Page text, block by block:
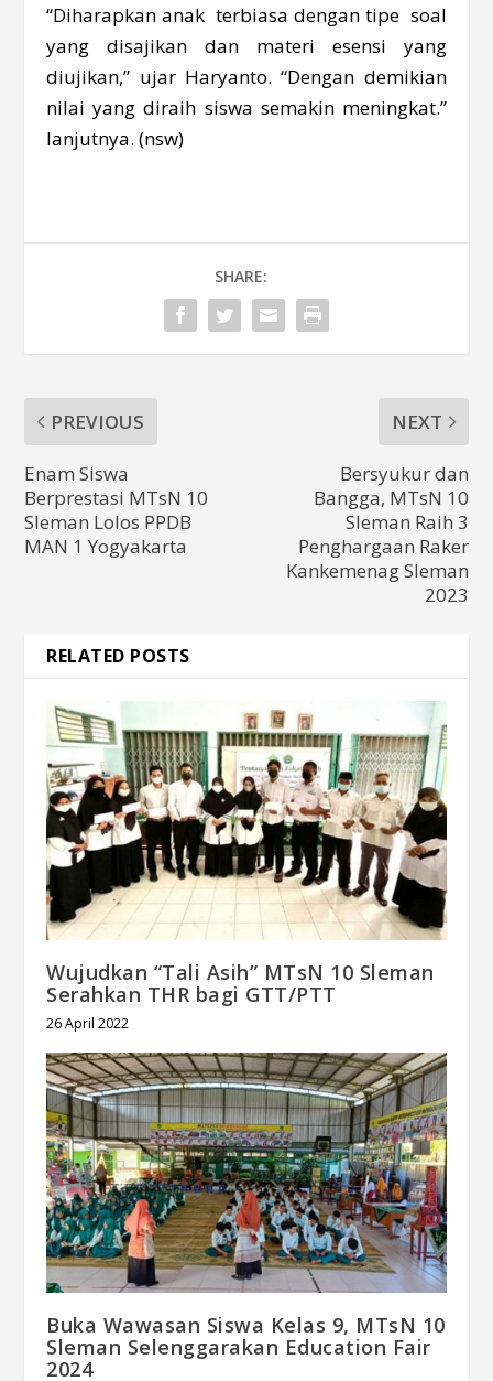
“Diharapkan anak terbiasa dengan tipe soal
yang disajikan dan materi esensi yang
diujikan,” ujar Haryanto. “Dengan demikian
nilai yang diraih siswa semakin meningkat.”
lanjutnya. (nsw)
SHARE:
PREVIOUS
Enam Siswa
Berprestasi MTsN 10
Sleman Lolos PPDB
MAN 1 Yogyakarta
NEXT
Bersyukur dan
Bangga, MTsN 10
Sleman Raih 3
Penghargaan Raker
Kankemenag Sleman
2023
RELATED POSTS
Wujudkan “Tali Asih” MTsN 10 Sleman
Serahkan THR bagi GTT/PTT
26 April 2022
Buka Wawasan Siswa Kelas 9, MTsN 10
Sleman Selenggarakan Education Fair
2024